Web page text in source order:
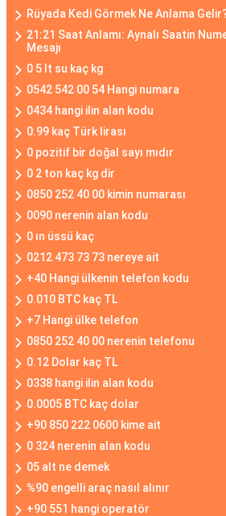
Rüyada Kedi Görmek Ne Anlama
21:21 Saat Anlamı: Aynalı Saatin
Mesajı
0 5 lt su kaç kg
0542 542 00 54 Hangi numara
0434 hangi ilin alan kodu
0.99 kaç Türk lirası
0 pozitif bir doğal sayı mıdır
0 2 ton kaç kg dir
0850 252 40 00 kimin numarası
0090 nerenin alan kodu
0 ın üssü kaç
0212 473 73 73 nereye ait
+40 Hangi ülkenin telefon kodu
0.010 BTC kaç TL
+7 Hangi ülke telefon
0850 252 40 00 nerenin telefonu
0.12 Dolar kaç TL
0338 hangi ilin alan kodu
0.0005 BTC kaç dolar
+90 850 222 0600 kime ait
0 324 nerenin alan kodu
05 alt ne demek
%90 engelli araç nasıl alınır
+90 551 hangi operatör